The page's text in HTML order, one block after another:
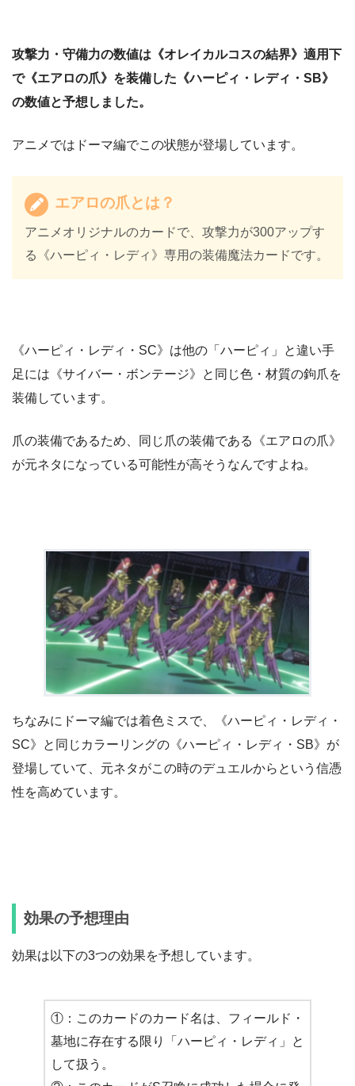
攻撃力・守備力の数値は《オレイカルコスの結界》適用下
で《エアロの爪》を装備した《ハーピィ・レディ・SB》
の数値と予想しました。
アニメではドーマ編でこの状態が登場しています。
エアロの爪とは？
アニメオリジナルのカードで、攻撃力が300アップす
る《ハーピィ・レディ》専用の装備魔法カードです。
《ハーピィ・レディ・SC》は他の「ハーピィ」と違い手
足には《サイバー・ボンテージ》と同じ色・材質の鉤爪を
装備しています。
爪の装備であるため、同じ爪の装備である《エアロの爪》
が元ネタになっている可能性が高そうなんですよね。
ちなみにドーマ編では着色ミスで、《ハーピィ・レディ・
SC》と同じカラーリングの《ハーピィ・レディ・SB》が
登場していて、元ネタがこの時のデュエルからという信憑
性を高めています。
効果の予想理由
効果は以下の3つの効果を予想しています。
①：このカードのカード名は、フィールド・
墓地に存在する限り「ハーピィ・レディ」と
して扱う。